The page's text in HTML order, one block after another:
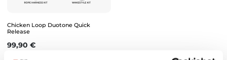
Chicken Loop Duotone Quick
Release
Prix
99,90 €